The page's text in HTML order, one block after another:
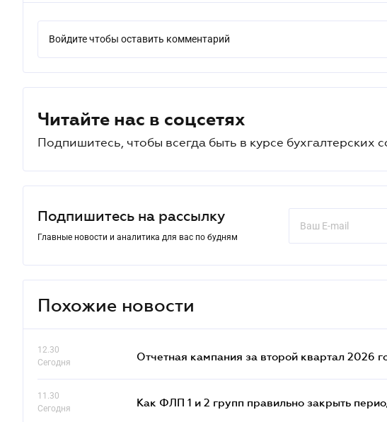
Войдите чтобы оставить комментарий
Читайте нас в соцсетях
Подпишитесь, чтобы всегда быть в курсе бухгалтерских
Подпишитесь на рассылку
Главные новости и аналитика для вас по будням
Похожие новости
12.30
Сегодня
Отчетная кампания за второй квартал 2026
11.30
Сегодня
Как ФЛП 1 и 2 групп правильно закрыть